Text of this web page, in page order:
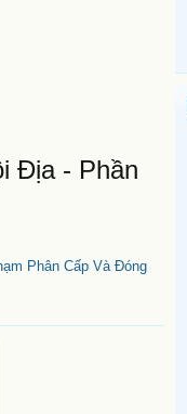
Địa - Phần
Phân Cấp Và Đóng